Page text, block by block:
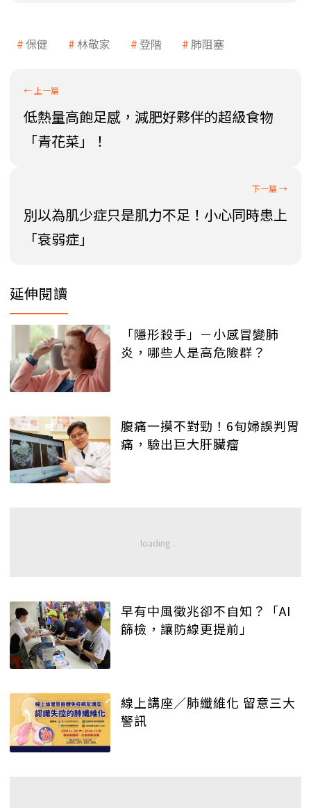
保健 林敬家 登階 肺阻塞
低熱量高飽足感，減肥好夥伴的超級食物
「青花菜」！
別以為肌少症只是肌力不足！小心同時患上
「衰弱症」
延伸閱讀
「隱形殺手」－小感冒變肺
炎，哪些人是高危險群？
腹痛一摸不對勁！6旬婦誤判胃
痛，驗出巨大肝臟瘤
早有中風徵兆卻不自知？「AI
篩檢，讓防線更提前」
線上講座／肺纖維化 留意三大
警訊